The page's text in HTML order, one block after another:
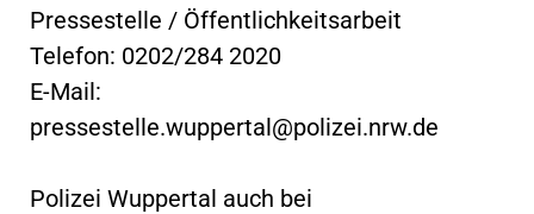
Pressestelle / Öffentlichkeitsarbeit
Telefon: 0202/284 2020
E-Mail:
pressestelle.wuppertal@polizei.nrw.de
Polizei Wuppertal auch bei